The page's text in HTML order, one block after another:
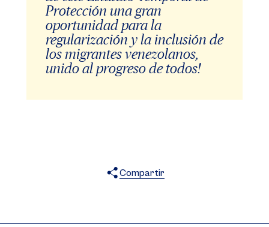
Protección una gran
oportunidad para la
regularización y la inclusión de
los migrantes venezolanos,
unido al progreso de todos!
Compartir